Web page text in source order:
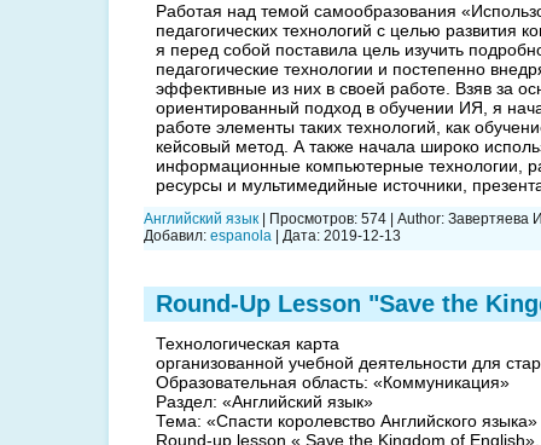
Работая над темой самообразования
педагогических технологий с целью развития
я перед собой поставила цель изучить
педагогические технологии и постепенно
эффективные из них в своей работе. Взяв за
ориентированный подход в обучении ИЯ, я
работе элементы таких технологий, как
кейсовый метод. А также начала широко
информационные компьютерные технологии,
ресурсы и мультимедийные источники,
Английский язык Просмотров: 574 Author: Завертяева
Добавил: espanola Дата: 2019-12-13
Round-Up Lesson "Save the
Технологическая карта
организованной учебной деятельности для
Образовательная область: «Коммуникация»
Раздел: «Английский язык»
Тема: «Спасти королевство Английского
Round-up lesson « Save the Kingdom of English».